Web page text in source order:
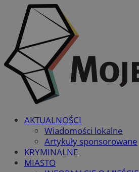
AKTUALNOŚCI
Wiadomości lokalne
Artykuły sponsorowane
KRYMINALNE
MIASTO